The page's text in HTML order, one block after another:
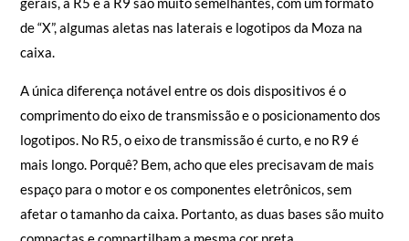
Vamos começar com o design das duas bases. Em termos
gerais, a R5 e a R9 são muito semelhantes, com um formato
caixa.
A única diferença notável entre os dois dispositivos é o
comprimento do eixo de transmissão e o posicionamento dos
logotipos. No R5, o eixo de transmissão é curto, e no R9 é
mais longo. Porquê? Bem, acho que eles precisavam de mais
espaço para o motor e os componentes eletrônicos, sem